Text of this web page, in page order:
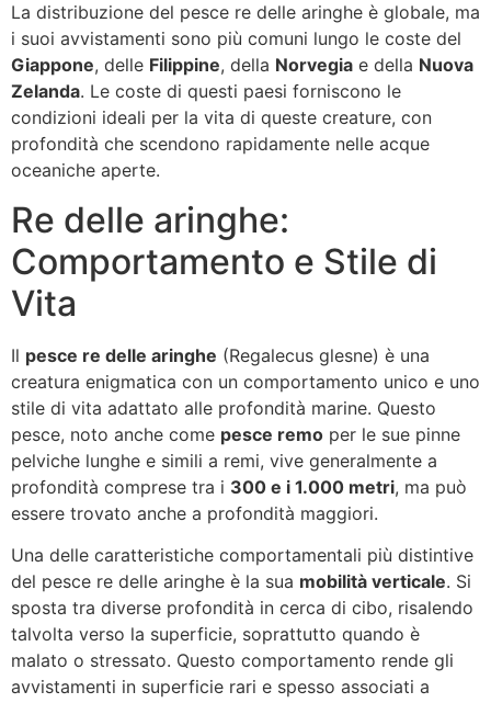
La distribuzione del pesce re delle aringhe è globale, ma
i suoi avvistamenti sono più comuni lungo le coste del
Giappone, delle Filippine, della Norvegia e della Nuova
Zelanda. Le coste di questi paesi forniscono le
condizioni ideali per la vita di queste creature, con
profondità che scendono rapidamente nelle acque
oceaniche aperte.
Re delle aringhe:
Comportamento e Stile di
Vita
Il pesce re delle aringhe (Regalecus glesne) è una
creatura enigmatica con un comportamento unico e uno
stile di vita adattato alle profondità marine. Questo
pesce, noto anche come pesce remo per le sue pinne
pelviche lunghe e simili a remi, vive generalmente a
profondità comprese tra i 300 e i 1.000 metri, ma può
essere trovato anche a profondità maggiori.
Una delle caratteristiche comportamentali più distintive
del pesce re delle aringhe è la sua mobilità verticale. Si
sposta tra diverse profondità in cerca di cibo, risalendo
talvolta verso la superficie, soprattutto quando è
malato o stressato. Questo comportamento rende gli
avvistamenti in superficie rari e spesso associati a